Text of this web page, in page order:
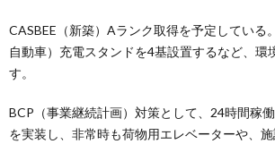
CASBEE（新築）Aランク取得を予定している
自動車）充電スタンドを4基設置するなど、環
す。
BCP（事業継続計画）対策として、24時間稼
を実装し、非常時も荷物用エレベーターや、